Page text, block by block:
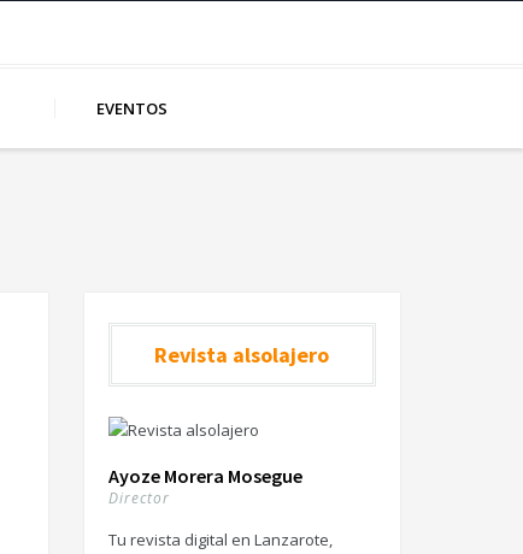
EVENTOS
Revista alsolajero
Ayoze Morera Mosegue
Director
Tu revista digital en Lanzarote,